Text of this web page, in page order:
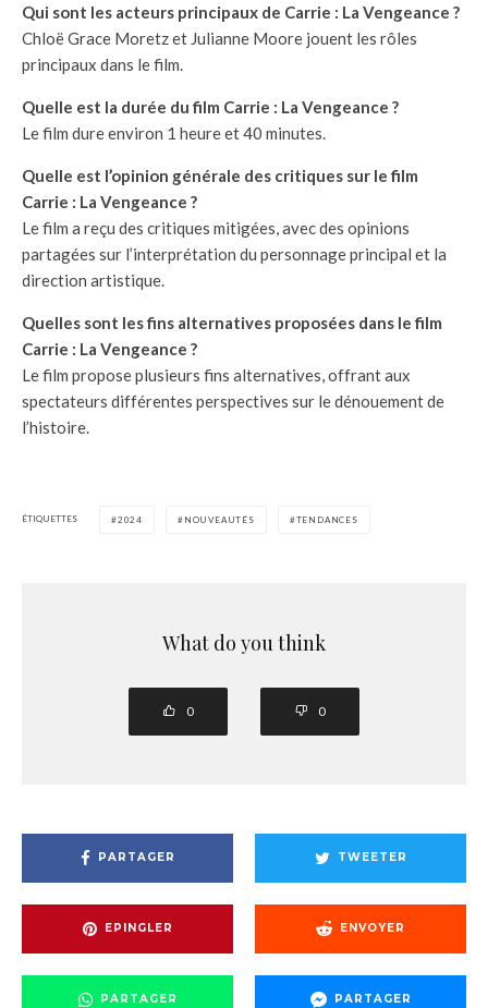
Qui sont les acteurs principaux de Carrie : La Vengeance ?
Chloë Grace Moretz et Julianne Moore jouent les rôles
principaux dans le film.
Quelle est la durée du film Carrie : La Vengeance ?
Le film dure environ 1 heure et 40 minutes.
Quelle est l’opinion générale des critiques sur le film
Carrie : La Vengeance ?
Le film a reçu des critiques mitigées, avec des opinions
partagées sur l’interprétation du personnage principal et la
direction artistique.
Quelles sont les fins alternatives proposées dans le film
Carrie : La Vengeance ?
Le film propose plusieurs fins alternatives, offrant aux
spectateurs différentes perspectives sur le dénouement de
l’histoire.
ÉTIQUETTES 2024 NOUVEAUTÉS TENDANCES
What do you think
0 0
PARTAGER TWEETER
EPINGLER ENVOYER
PARTAGER PARTAGER